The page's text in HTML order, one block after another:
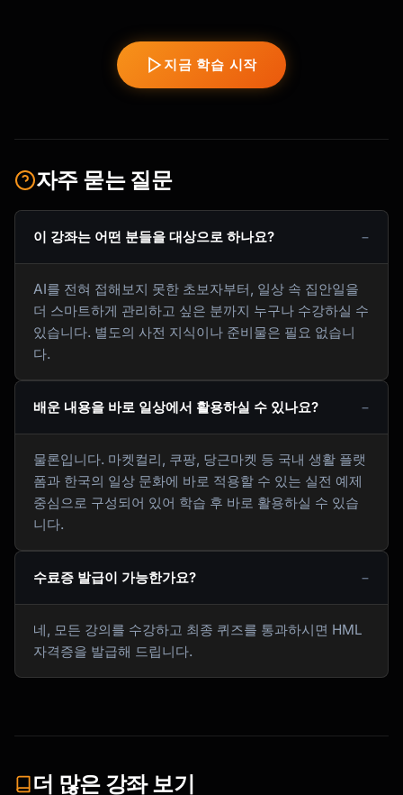
지금 학습 시작
자주 묻는 질문
이 강좌는 어떤 분들을 대상으로 하나요?
AI를 전혀 접해보지 못한 초보자부터, 일상 속 집안일을
더 스마트하게 관리하고 싶은 분까지 누구나 수강하실 수
있습니다. 별도의 사전 지식이나 준비물은 필요 없습니
다.
배운 내용을 바로 일상에서 활용하실 수 있나요?
물론입니다. 마켓컬리, 쿠팡, 당근마켓 등 국내 생활 플랫
폼과 한국의 일상 문화에 바로 적용할 수 있는 실전 예제
중심으로 구성되어 있어 학습 후 바로 활용하실 수 있습
니다.
수료증 발급이 가능한가요?
네, 모든 강의를 수강하고 최종 퀴즈를 통과하시면 HML
자격증을 발급해 드립니다.
더 많은 강좌 보기